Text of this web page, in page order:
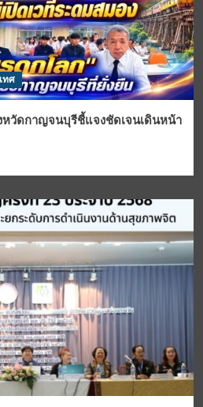
ทศ
วัดกาญจนบุรีชี้แจงชัดเจนเดินหน้า